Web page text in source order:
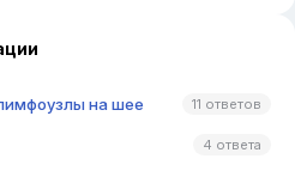
на шее 11 ответов
4 ответа